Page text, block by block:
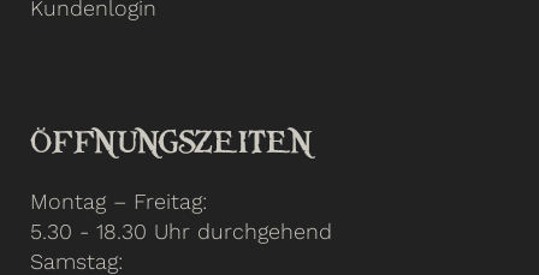
Kundenlogin
ÖFFNUNGSZEITEN
Montag – Freitag:
5.30 - 18.30 Uhr durchgehend
Samstag: